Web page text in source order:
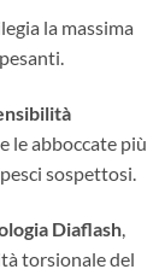
la massima
le abboccate più
sospettosi.
Diaflash
torsionale del